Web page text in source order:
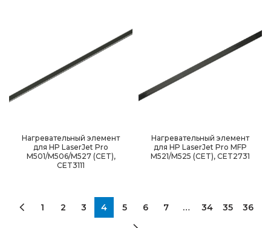
Нагревательный элемент
для HP LaserJet Pro
M501/M506/M527 (CET),
CET3111
Нагревательный элемент
для HP LaserJet Pro MFP
M521/M525 (CET), CET2731
1 2 3 4 5 6 7 … 34 35 36